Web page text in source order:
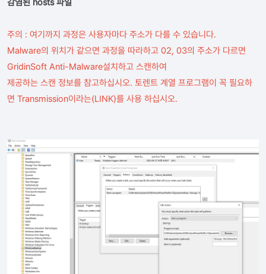
감염된 hosts 파일
주의 : 여기까지 과정은 사용자마다 주소가 다를 수 있습니다.
Malware의 위치가 같으면 과정을 따라하고 02, 03의 주소가 다르면
GridinSoft Anti-Malware설치하고 스캔하여
제공하는 스캔 정보를 참고하십시오. 토렌트 계열 프로그램이 꼭 필요하
면 Transmission이라는(LINK)를 사용 하십시오.